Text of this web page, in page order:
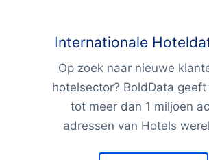
Internationale
Op zoek naar nieuwe
hotelsector? BoldData
tot meer dan 1 miljoen
adressen van Hotels